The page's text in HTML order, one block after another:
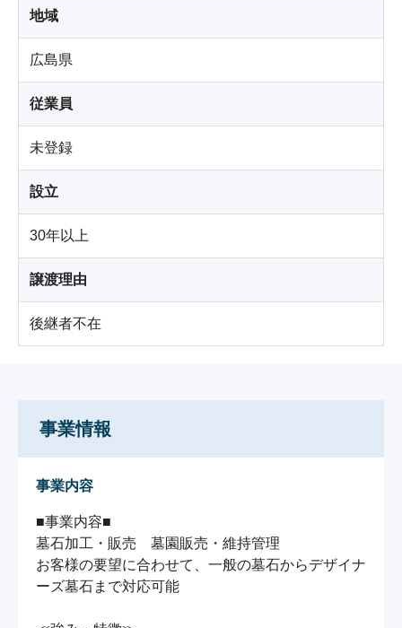
地域
広島県
従業員
未登録
設立
30年以上
譲渡理由
後継者不在
事業情報
事業内容
■事業内容■
墓石加工・販売　墓園販売・維持管理
お客様の要望に合わせて、一般の墓石からデザイナ
ーズ墓石まで対応可能